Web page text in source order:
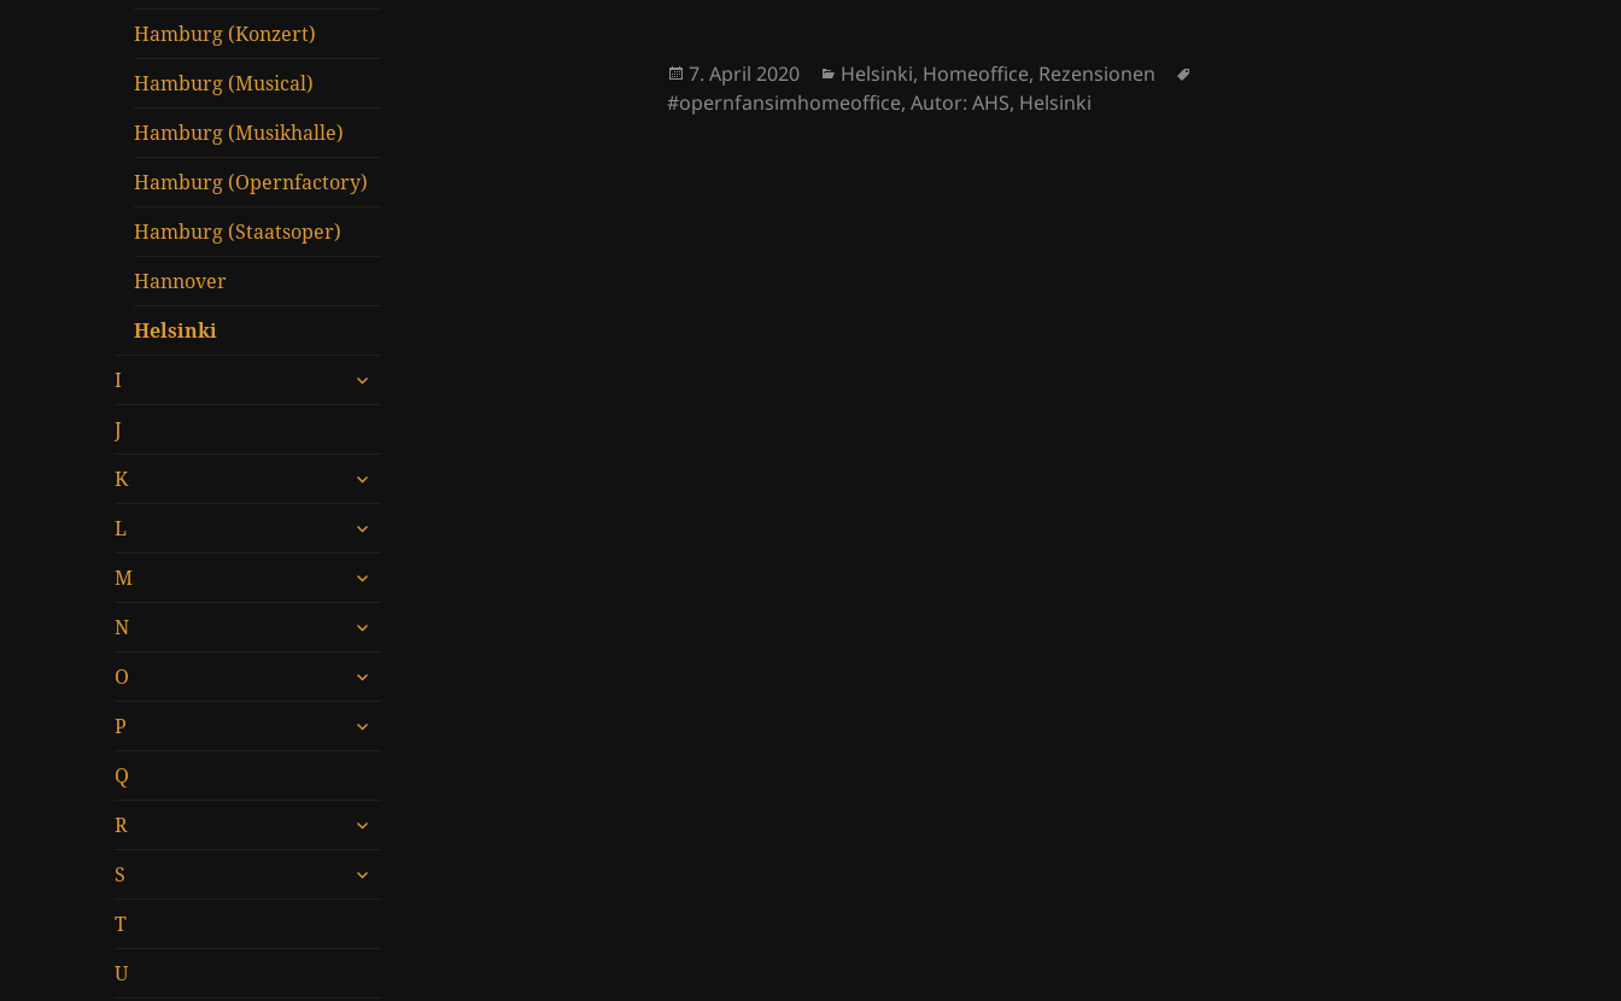
Hamburg (Konzert)
Hamburg (Musical)
Hamburg (Musikhalle)
Hamburg (Opernfactory)
Hamburg (Staatsoper)
Hannover
Helsinki
I
untermenü
J
K
untermenü
L
untermenü
M
untermenü
N
untermenü
O
untermenü
P
untermenü
Q
R
untermenü
S
untermenü
T
U
Veröffentlicht
am
7. April 2020 Kategorien
Helsinki, Homeoffice, Rezensionen
#opernfansimhomeoffice,Autor: AHS, Helsinki